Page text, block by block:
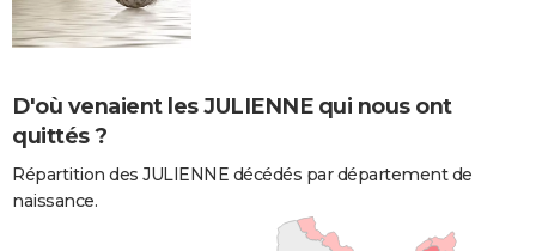
D'où venaient les JULIENNE qui nous ont
quittés ?
Répartition des JULIENNE décédés par département de
naissance.